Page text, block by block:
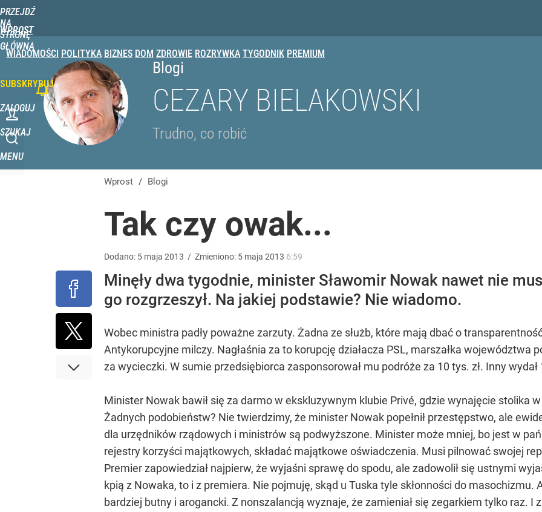
PRZEJDŹ
NA
STRONĘ
GŁÓWNĄ
WPROST
WIADOMOŚCI POLITYKA BIZNES DOM ZDROWIE ROZRYWKA TYGODNIK PREMIUM
SUBSKRYBUJ
ZALOGUJ
SZUKAJ
MENU
Blogi
CEZARY BIELAKOWSKI
Trudno, co robić
Wprost / Blogi
Tak czy owak...
Dodano: 5 maja 2013 / Zmieniono: 5 maja 2013 6:59
Minęły dwa tygodnie, minister Sławomir Nowak nawet nie
go rozgrzeszył. Na jakiej podstawie? Nie wiadomo.
Wobec ministra padły poważne zarzuty. Żadna ze służb, które mają dbać o
Antykorupcyjne milczy. Nagłaśnia za to korupcję działacza PSL, marszałka województwa
za wycieczki. W sumie przedsiębiorca zasponsorował mu podróże za 10 tys. zł. Inny wydał
Minister Nowak bawił się za darmo w ekskluzywnym klubie Privé, gdzie wynajęcie stolika
Żadnych podobieństw? Nie twierdzimy, że minister Nowak popełnił przestępstwo, ale
dla urzędników rządowych i ministrów są podwyższone. Minister może mniej, bo jest w
rejestry korzyści majątkowych, składać majątkowe oświadczenia. Musi pilnować swojej
Premier zapowiedział najpierw, że wyjaśni sprawę do spodu, ale zadowolił się ustnymi
kpią z Nowaka, to i z premiera. Nie pojmuję, skąd u Tuska tyle skłonności do
bardziej butny i arogancki. Z nonszalancją wyznaje, że zamieniał się zegarkiem tylko raz. I